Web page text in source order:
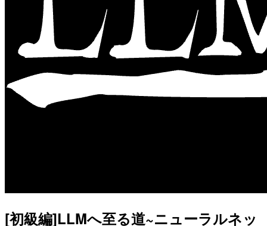
[初級編]LLMへ至る道~ニューラルネッ